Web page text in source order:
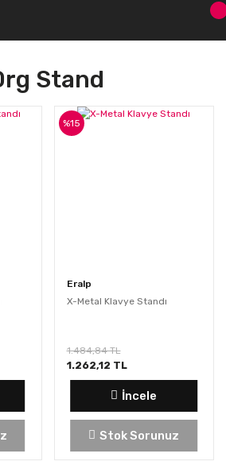
Stand
Eralp
X-Metal Klavye Standı
%15
1.484,84 TL
1.262,12 TL
İncele
Stok Sorunuz